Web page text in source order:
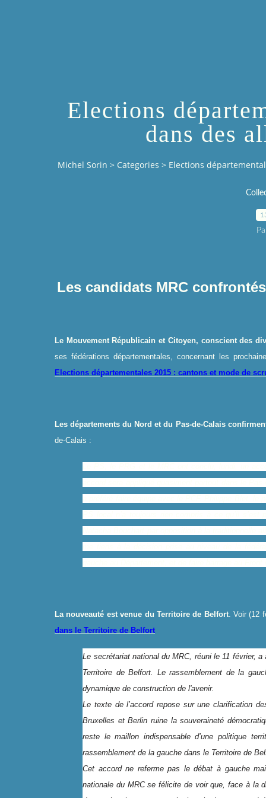
Elections
dans des
Michel Sorin > Categories > Elections
Les candidats MRC
Le Mouvement Républicain et Citoyen, conscient des
ses fédérations départementales, concernant les
Elections départementales 2015 : cantons et mode de
Les départements du Nord et du Pas-de-Calais
de-Calais :
La nouveauté est venue du Territoire de Belfort. Voir (12
dans le Territoire de Belfort
Le secrétariat national du MRC, réuni le 11 février,
Territoire de Belfort. Le rassemblement de la
dynamique de construction de l'avenir.
Le texte de l’accord repose sur une clarification
Bruxelles et Berlin ruine la souveraineté
reste le maillon indispensable d’une politique
rassemblement de la gauche dans le Territoire de
Cet accord ne referme pas le débat à gauche
nationale du MRC se félicite de voir que, face à la